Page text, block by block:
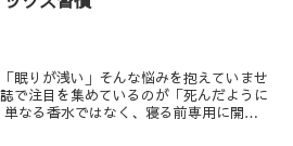
眠りが浅い」そんな悩みを抱えていませ
で注目を集めているのが「死んだように
なる香水ではなく、寝る前専用に開発